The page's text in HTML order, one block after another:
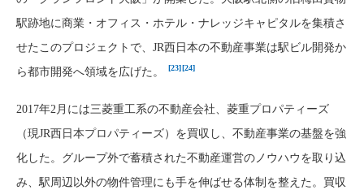
駅跡地に商業・オフィス・ホテル・ナレッジキャピタルを集積さ
せたこのプロジェクトで、JR西日本の不動産事業は駅ビル開発か
ら都市開発へ領域を広げた。
[23] [24]
2017年2月には三菱重工系の不動産会社、菱重プロパティーズ
（現JR西日本プロパティーズ）を買収し、不動産事業の基盤を強
化した。グループ外で蓄積された不動産運営のノウハウを取り込
み、駅周辺以外の物件管理にも手を伸ばせる体制を整えた。買収